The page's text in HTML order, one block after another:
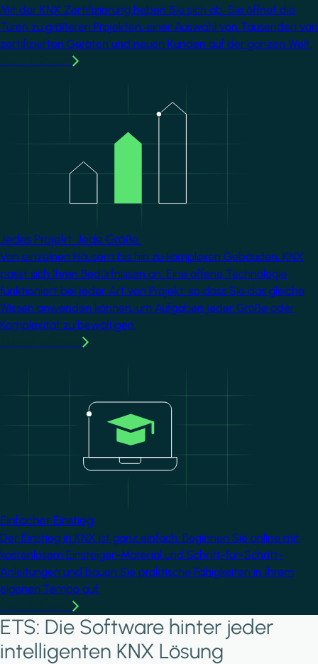
Mit der KNX Zertifizierung heben Sie sich ab. Sie öffnet die
Türen zu größeren Projekten, einer Auswahl von Tausenden von
zertifizierten Geräten und neuen Kunden auf der ganzen Welt.
Jedes Projekt. Jede Größe.
Von einzelnen Häusern bis hin zu komplexen Gebäuden, KNX
passt sich Ihren Bedürfnissen an. Eine offene Technologie
funktioniert bei jeder Art von Projekt, so dass Sie das gleiche
Wissen anwenden können, um Aufgaben jeder Größe oder
Komplexität zu bewältigen.
Einfacher Einstieg
Der Einstieg in KNX ist ganz einfach. Beginnen Sie online mit
kostenlosem Einsteiger-Material und Schritt-für-Schritt-
Anleitungen und bauen Sie praktische Fähigkeiten in Ihrem
eigenen Tempo auf.
ETS: Die Software hinter jeder
intelligenten KNX Lösung